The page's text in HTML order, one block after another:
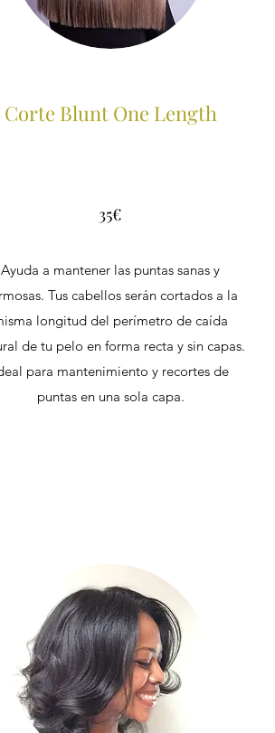
Corte Blunt One Length
35€
Ayuda a mantener las puntas sanas y
Tus cabellos serán cortados a la
longitud del perímetro de caída
de tu pelo en forma recta y sin capas.
para mantenimiento y recortes de
puntas en una sola capa.